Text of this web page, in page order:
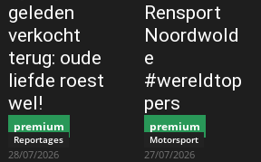
geleden
verkocht
terug: oude
liefde roest
wel!
premium
Reportages
28/07/2026
Rensport
Noordwold
e
#wereldtop
pers
premium
Motorsport
27/07/2026